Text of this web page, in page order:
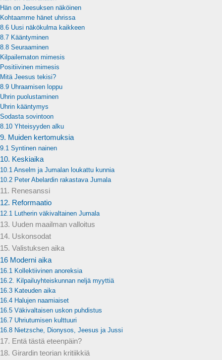
Hän on Jeesuksen näköinen
Kohtaamme hänet uhrissa
8.6 Uusi näkökulma kaikkeen
8.7 Kääntyminen
8.8 Seuraaminen
Kilpailematon mimesis
Positiivinen mimesis
Mitä Jeesus tekisi?
8.9 Uhraamisen loppu
Uhrin puolustaminen
Uhrin kääntymys
Sodasta sovintoon
8.10 Yhteisyyden alku
9. Muiden kertomuksia
9.1 Syntinen nainen
10. Keskiaika
10.1 Anselm ja Jumalan loukattu kunnia
10.2 Peter Abelardin rakastava Jumala
11. Renesanssi
12. Reformaatio
12.1 Lutherin väkivaltainen Jumala
13. Uuden maailman valloitus
14. Uskonsodat
15. Valistuksen aika
16 Moderni aika
16.1 Kollektiivinen anoreksia
16.2. Kilpailuyhteiskunnan neljä myyttiä
16.3 Kateuden aika
16.4 Halujen naamiaiset
16.5 Väkivaltaisen uskon puhdistus
16.7 Uhriutumisen kulttuuri
16.8 Nietzsche, Dionysos, Jeesus ja Jussi
17. Entä tästä eteenpäin?
18. Girardin teorian kritiikkiä